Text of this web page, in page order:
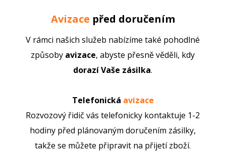
V rámci našich služeb nabízíme také pohodlné
způsoby avizace, abyste přesně věděli, kdy
dorazí Vaše zásilka.
Telefonická avizace
Rozvozový řidič vás telefonicky kontaktuje 1-2
hodiny před plánovaným doručením zásilky,
takže se můžete připravit na přijetí zboží.
Avizace před doručením